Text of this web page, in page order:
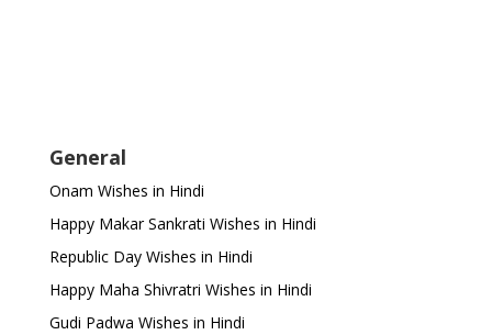
General
Onam Wishes in Hindi
Happy Makar Sankrati Wishes in Hindi
Republic Day Wishes in Hindi
Happy Maha Shivratri Wishes in Hindi
Gudi Padwa Wishes in Hindi